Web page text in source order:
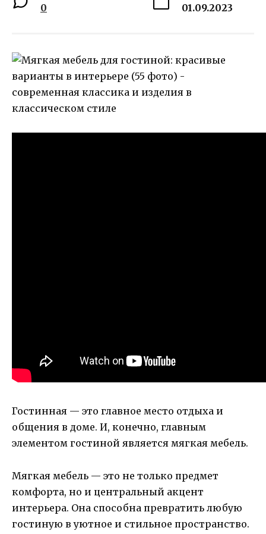
0 01.09.2023
Гостинная — это главное место отдыха и
общения в доме. И, конечно, главным
элементом гостиной является мягкая мебель.
Мягкая мебель — это не только предмет
комфорта, но и центральный акцент
интерьера. Она способна превратить любую
гостиную в уютное и стильное пространство.